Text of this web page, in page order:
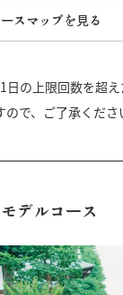
スマップを見る
日の上限回数を超
ので、ご了承くださ
デルコース